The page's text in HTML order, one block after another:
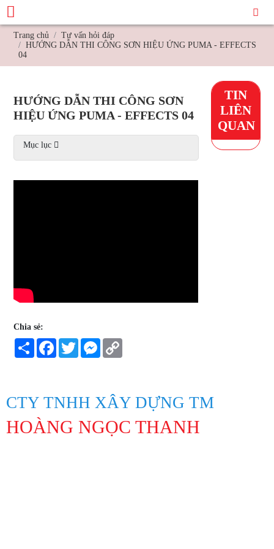
Trang chủ
Tư vấn hỏi đáp
HƯỚNG DẪN THI CÔNG SƠN HIỆU ỨNG PUMA - EFFECTS
04
HƯỚNG DẪN THI CÔNG SƠN
HIỆU ỨNG PUMA - EFFECTS 04
Mục lục
Chia sẻ:
Share FacebookTwitterMessenger
TIN
LIÊN
QUAN
CTY TNHH XÂY DỰNG TM
HOÀNG NGỌC THANH